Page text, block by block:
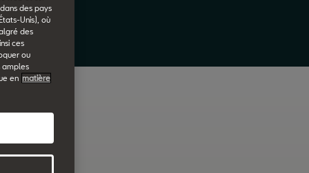
des pays
Unis), où
des
ces
ou
amples
en matière